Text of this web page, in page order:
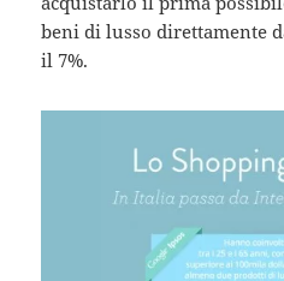
beni di lusso direttamente
il 7%.